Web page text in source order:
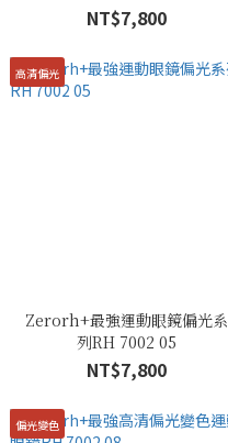
NT$7,800
高清偏光
Zerorh+最強運動眼鏡偏光系
列RH 7002 05
NT$7,800
偏光變色